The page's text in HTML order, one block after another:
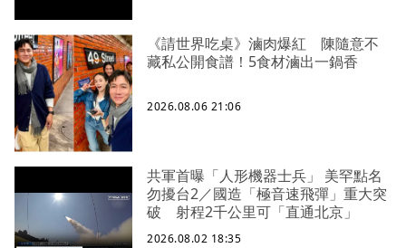
《請世界吃桌》滷肉爆紅 陳隨意不
藏私公開食譜！5食材滷出一鍋香
2026.08.06 21:06
共軍首曝「人形機器士兵」 美罕點名
勿擾台2／國造「極音速飛彈」重大突
破 射程2千公里可「直通北京」
2026.08.02 18:35